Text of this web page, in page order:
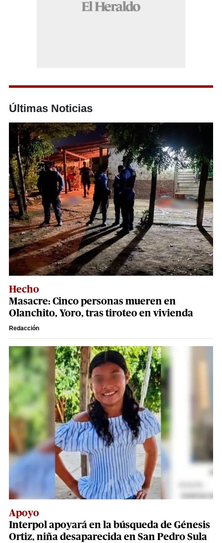
Últimas Noticias
Hecho
Masacre: Cinco personas mueren en
Olanchito, Yoro, tras tiroteo en vivienda
Redacción
Apoyo
Interpol apoyará en la búsqueda de Génesis
Ortiz, niña desaparecida en San Pedro Sula